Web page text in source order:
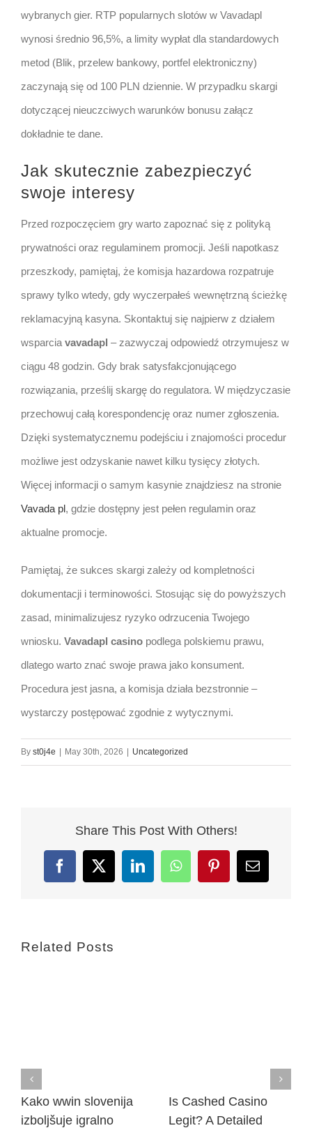
wybranych gier. RTP popularnych slotów w Vavadapl
wynosi średnio 96,5%, a limity wypłat dla standardowych
metod (Blik, przelew bankowy, portfel elektroniczny)
zaczynają się od 100 PLN dziennie. W przypadku skargi
dotyczącej nieuczciwych warunków bonusu załącz
dokładnie te dane.
Jak skutecznie zabezpieczyć
swoje interesy
Przed rozpoczęciem gry warto zapoznać się z polityką
prywatności oraz regulaminem promocji. Jeśli napotkasz
przeszkody, pamiętaj, że komisja hazardowa rozpatruje
sprawy tylko wtedy, gdy wyczerpałeś wewnętrzną ścieżkę
reklamacyjną kasyna. Skontaktuj się najpierw z działem
wsparcia vavadapl – zazwyczaj odpowiedź otrzymujesz w
ciągu 48 godzin. Gdy brak satysfakcjonującego
rozwiązania, prześlij skargę do regulatora. W międzyczasie
przechowuj całą korespondencję oraz numer zgłoszenia.
Dzięki systematycznemu podejściu i znajomości procedur
możliwe jest odzyskanie nawet kilku tysięcy złotych.
Więcej informacji o samym kasynie znajdziesz na stronie
Vavada pl, gdzie dostępny jest pełen regulamin oraz
aktualne promocje.
Pamiętaj, że sukces skargi zależy od kompletności
dokumentacji i terminowości. Stosując się do powyższych
zasad, minimalizujesz ryzyko odrzucenia Twojego
wniosku. Vavadapl casino podlega polskiemu prawu,
dlatego warto znać swoje prawa jako konsument.
Procedura jest jasna, a komisja działa bezstronnie –
wystarczy postępować zgodnie z wytycznymi.
By st0j4e | May 30th, 2026 | Uncategorized
Share This Post With Others!
Facebook
X LinkedInWhatsAppPinterestEmail
Related Posts
Kako wwin slovenija
izboljšuje igralno
Is Cashed Casino
Legit? A Detailed